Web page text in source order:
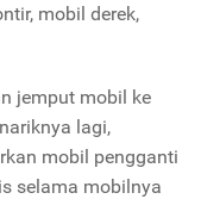
mobil derek,
jemput mobil ke
lagi,
mobil pengganti
selama mobilnya